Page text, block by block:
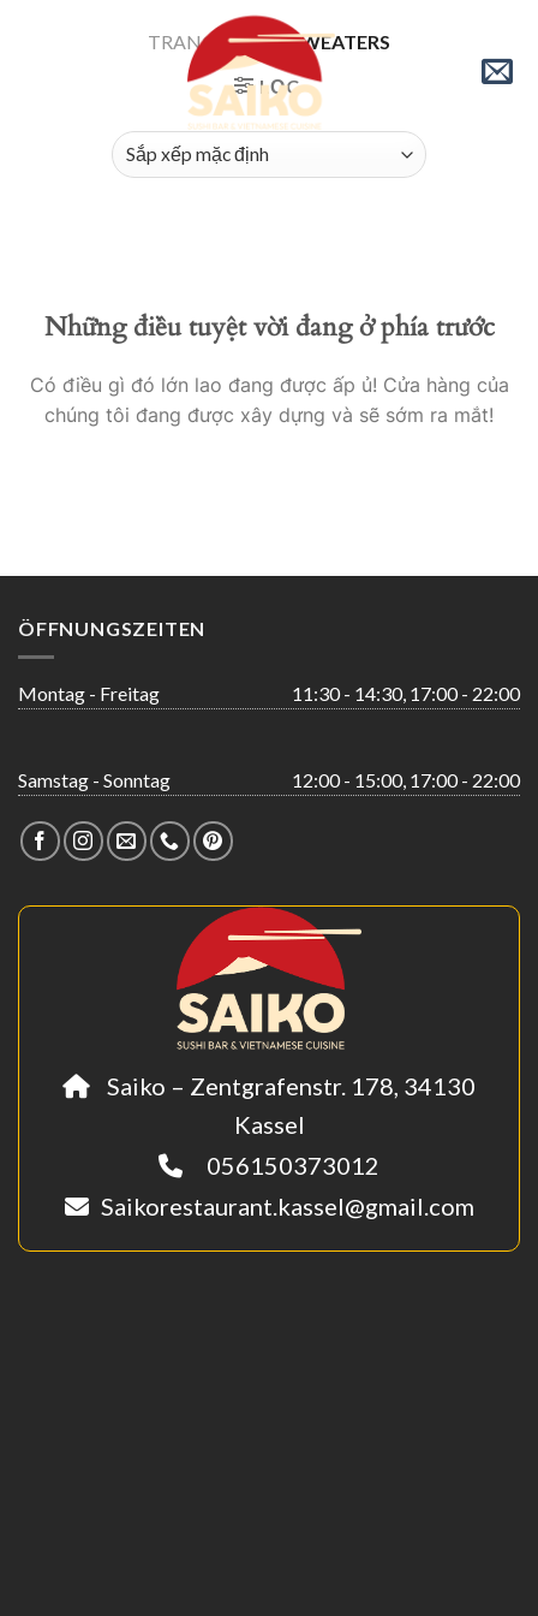
TRANG CHỦ / SWEATERS
LỌC
Những điều tuyệt vời đang ở phía trước
Có điều gì đó lớn lao đang được ấp ủ! Cửa hàng của
chúng tôi đang được xây dựng và sẽ sớm ra mắt!
ÖFFNUNGSZEITEN
Montag - Freitag 11:30 - 14:30, 17:00 - 22:00
Samstag - Sonntag 12:00 - 15:00, 17:00 - 22:00
Saiko – Zentgrafenstr. 178, 34130
Kassel
056150373012
Saikorestaurant.kassel@gmail.com